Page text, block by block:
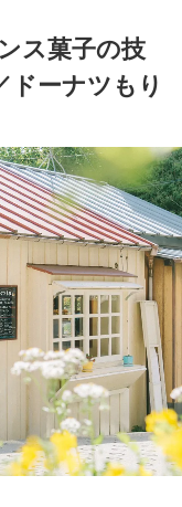
味しさ！店舗限定
楽坂店
ス菓子の技
ドーナツもり